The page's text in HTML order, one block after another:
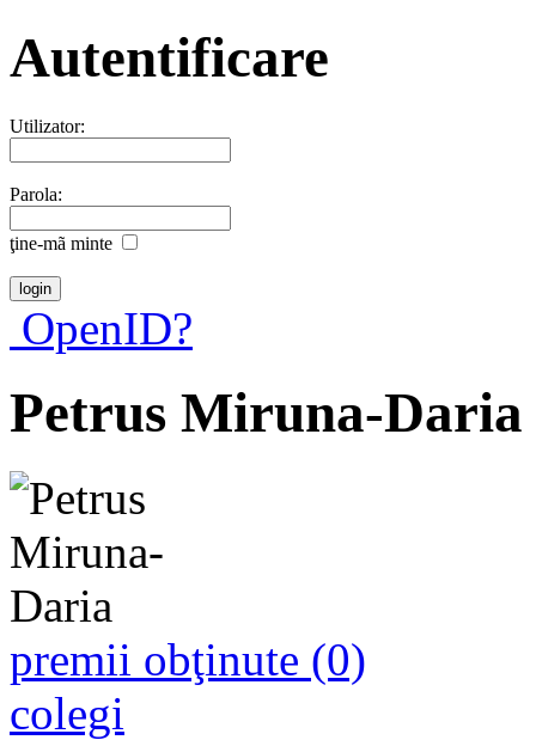
Autentificare
Utilizator:
Parola:
ţine-mã minte
OpenID?
Petrus Miruna-Daria
premii obţinute (0)
colegi